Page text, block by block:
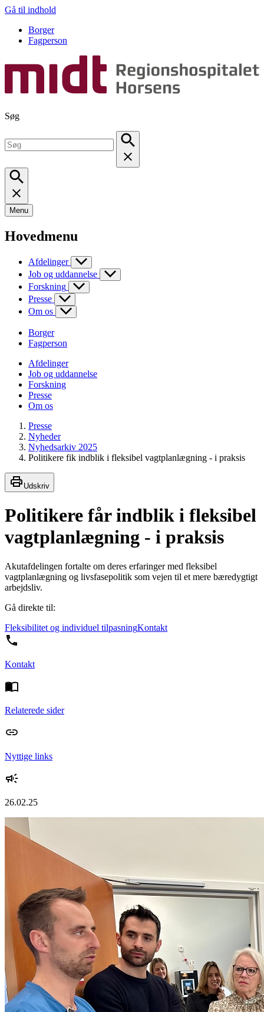
Gå til indhold
Borger
Fagperson
Søg
Menu
Hovedmenu
Afdelinger
Job og uddannelse
Forskning
Presse
Om os
Borger
Fagperson
Afdelinger
Job og uddannelse
Forskning
Presse
Om os
Presse
Nyheder
Nyhedsarkiv 2025
Politikere fik indblik i fleksibel vagtplanlægning - i praksis
Udskriv
Politikere får indblik i fleksibel
vagtplanlægning - i praksis
Akutafdelingen fortalte om deres erfaringer med fleksibel
vagtplanlægning og livsfasepolitik som vejen til et mere bæredygtigt
arbejdsliv.
Gå direkte til:
Fleksibilitet og individuel tilpasningKontakt
Kontakt
Relaterede sider
Nyttige links
26.02.25